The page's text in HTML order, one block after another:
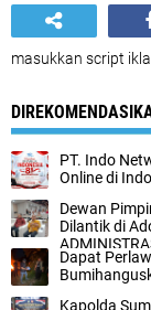
masukkan script
PT. Indo
Online di
Dewan
Dilantik di
Dapat
Kapolda